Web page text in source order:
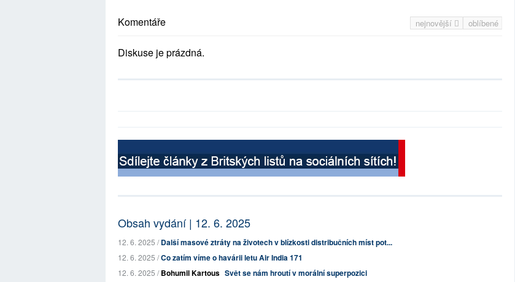
nejnovější oblíbené
Komentáře
Diskuse je prázdná.
Obsah vydání | 12. 6. 2025
12. 6. 2025 /Další masové ztráty na životech v blízkosti distribučních míst pot...
12. 6. 2025 /Co zatím víme o havárii letu Air India 171
12. 6. 2025 /Bohumil Kartous Svět se nám hroutí v morální superpozici